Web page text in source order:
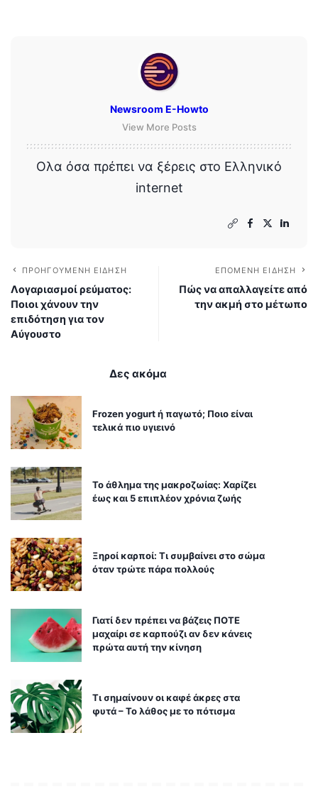
Newsroom E-Howto
View More Posts
Ολα όσα πρέπει να ξέρεις στο Ελληνικό
internet
ΠΡΟΗΓΟΎΜΕΝΗ ΕΊΔΗΣΗ
Λογαριασμοί ρεύματος:
Ποιοι χάνουν την
επιδότηση για τον
Αύγουστο
ΕΠΌΜΕΝΗ ΕΊΔΗΣΗ
Πώς να απαλλαγείτε από
την ακμή στο μέτωπο
Δες ακόμα
Frozen yogurt ή παγωτό; Ποιο είναι
τελικά πιο υγιεινό
Το άθλημα της μακροζωίας: Χαρίζει
έως και 5 επιπλέον χρόνια ζωής
Ξηροί καρποί: Τι συμβαίνει στο σώμα
όταν τρώτε πάρα πολλούς
Γιατί δεν πρέπει να βάζεις ΠΟΤΕ
μαχαίρι σε καρπούζι αν δεν κάνεις
πρώτα αυτή την κίνηση
Τι σημαίνουν οι καφέ άκρες στα
φυτά – Το λάθος με το πότισμα